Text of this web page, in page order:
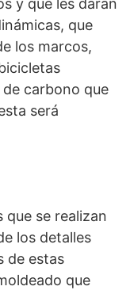
y que les darán
que
los marcos,
carbono que
será
que se realizan
los detalles
de estas
que